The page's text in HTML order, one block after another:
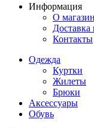
Информация
О
Доставка
Контакты
Одежда
Куртки
Жилеты
Брюки
Аксессуары
Обувь